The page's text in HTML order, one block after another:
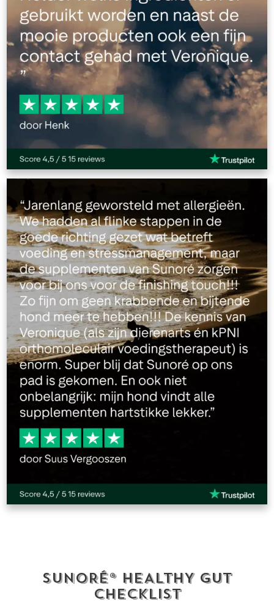
SUNORÉ® HEALTHY GUT
CHECKLIST